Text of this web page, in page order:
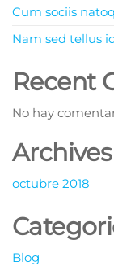
Cum sociis
Nam sed tellus
Recent
No hay
Archives
octubre 2018
Blog